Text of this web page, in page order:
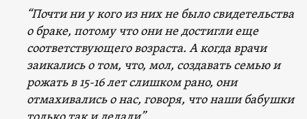
“Почти ни у кого из них не было свидетельства
о браке, потому что они не достигли еще
соответствующего возраста. А когда врачи
заикались о том, что, мол, создавать семью и
рожать в 15-16 лет слишком рано, они
отмахивались о нас, говоря, что наши бабушки